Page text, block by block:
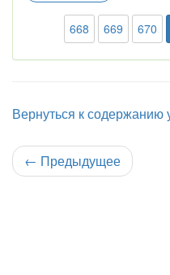
668 669 670
Вернуться к содержанию
← Предыдущее